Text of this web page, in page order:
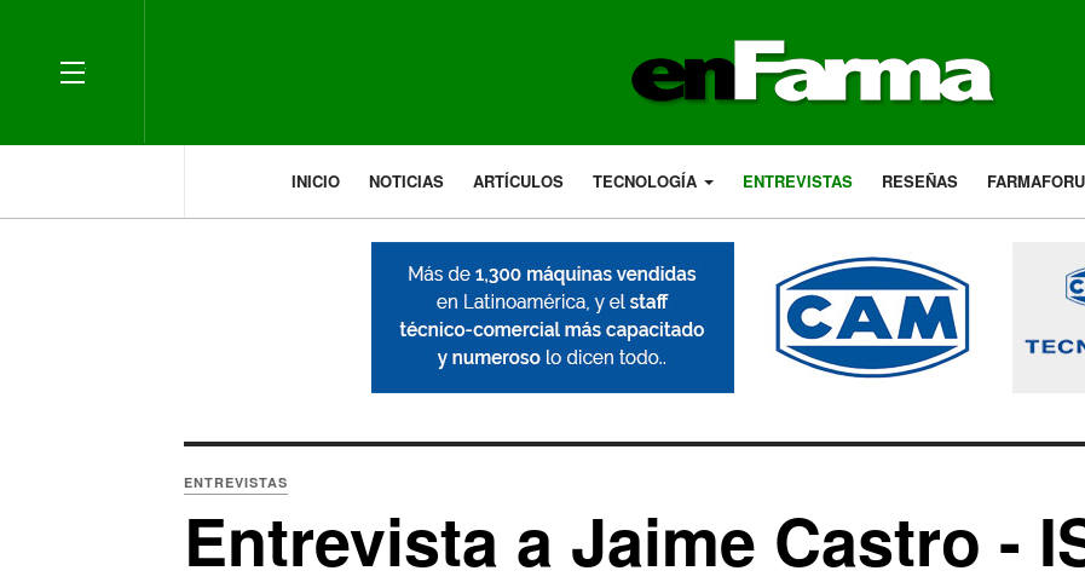
OFF CANVAS
INICIO NOTICIAS ARTÍCULOS TECNOLOGÍA ENTREVISTAS RESEÑAS
ENTREVISTAS
Entrevista a Jaime Castro -